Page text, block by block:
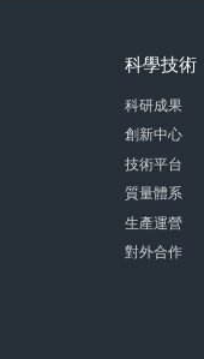
科學技術
科研成果
創新中心
技術平台
質量體系
生產運營
對外合作